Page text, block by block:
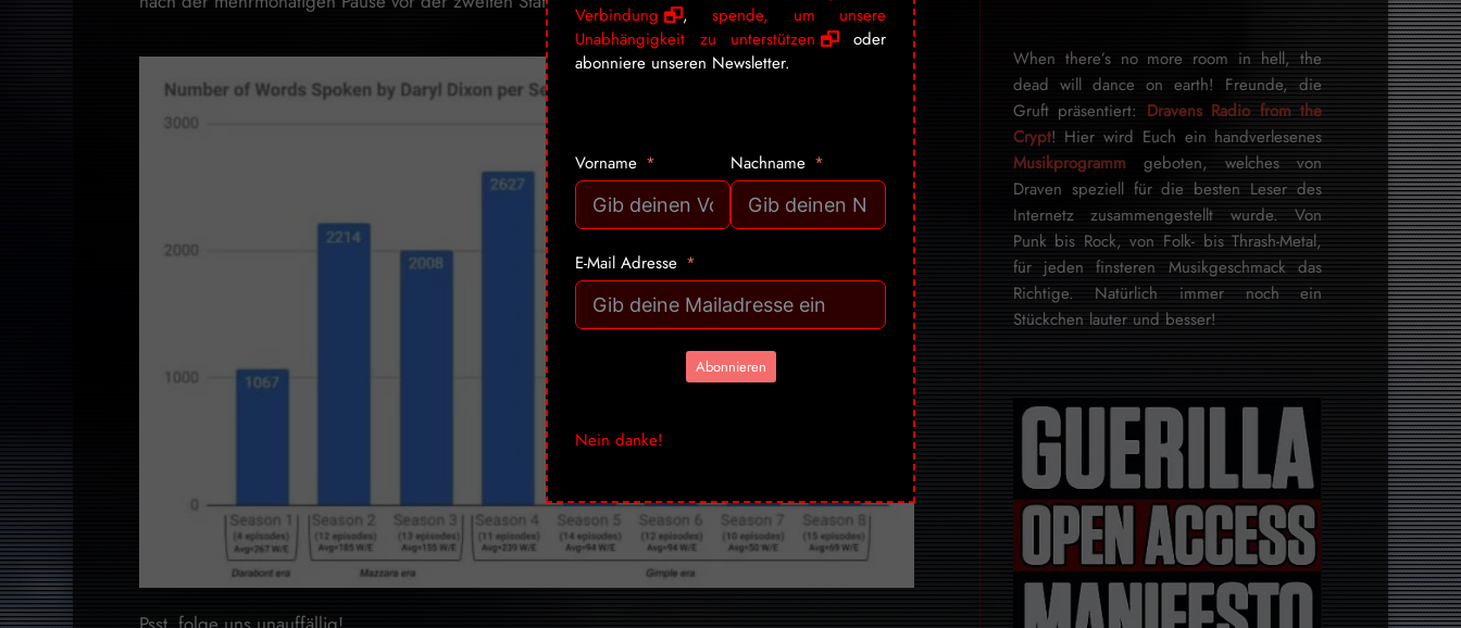
When there’s no more room in hell, the
dead will dance on earth! Freunde, die
Gruft präsentiert: Dravens Radio from the
Crypt! Hier wird Euch ein handverlesenes
Musikprogramm geboten, welches von
Draven speziell für die besten Leser des
Internetz zu­sammen­ge­stellt wurde. Von
Punk bis Rock, von Folk- bis Thrash-Metal,
für je­den finsteren Mu­sik­ge­schmack das
Rich­tige. Natürlich immer noch ein
Stückchen lauter und besser!
Verbindung
, spende, um unsere
Unabhängigkeit zu unterstützen
oder
abonniere unseren Newsletter.
Vorname Nachname
E-Mail Adresse
Abonnieren
Nein danke!